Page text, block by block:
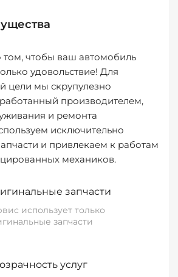
чтобы ваш автомобиль
удовольствие! Для
цели мы скрупулезно
производителем,
и ремонта
исключительно
и привлекаем к работам
механиков.
запчасти
использует только
запчасти
услуг